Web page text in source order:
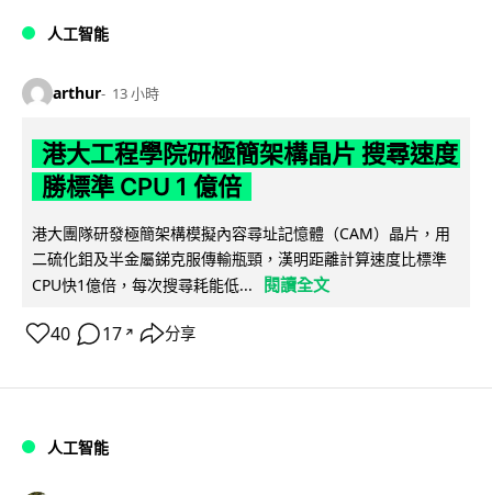
人工智能
arthur 13 小時
港大工程學院研極簡架構晶片 搜尋速度
勝標準 CPU 1 億倍
港大團隊研發極簡架構模擬內容尋址記憶體（CAM）晶片，用
二硫化鉬及半金屬銻克服傳輸瓶頸，漢明距離計算速度比標準
CPU快1億倍，每次搜尋耗能低...
閱讀全文
40 17 ↗ 分享
人工智能